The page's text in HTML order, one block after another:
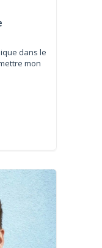
dans le
mon